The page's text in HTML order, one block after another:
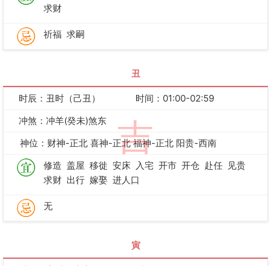
求财
祈福 求嗣
丑
吉
时辰：丑时（己丑）
时间：01:00-02:59
冲煞：冲羊(癸未)煞东
神位：财神-正北 喜神-正北 福神-正北 阳贵-西南
修造 盖屋 移徙 安床 入宅 开市 开仓 赴任 见贵
求财 出行 嫁娶 进人口
无
寅